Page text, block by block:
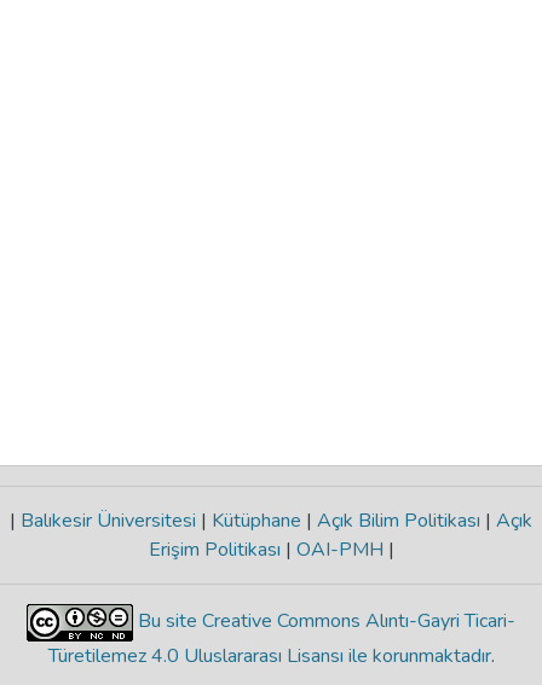
| Balıkesir Üniversitesi | Kütüphane | Açık Bilim Politikası | Açık
Erişim Politikası | OAI-PMH |
Bu site Creative Commons Alıntı-Gayri Ticari-
Türetilemez 4.0 Uluslararası Lisansı ile korunmaktadır.